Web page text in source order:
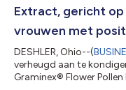
Extract, gericht
vrouwen met
DESHLER, Ohio--(
verheugd aan te
Graminex® Flower